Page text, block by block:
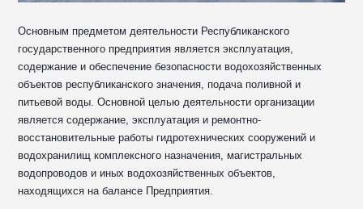
Основным предметом деятельности Республиканского
государственного предприятия является эксплуатация,
содержание и обеспечение безопасности водохозяйственных
объектов республиканского значения, подача поливной и
питьевой воды. Основной целью деятельности организации
является содержание, эксплуатация и ремонтно-
восстановительные работы гидротехнических сооружений и
водохранилищ комплексного назначения, магистральных
водопроводов и иных водохозяйственных объектов,
находящихся на балансе Предприятия.